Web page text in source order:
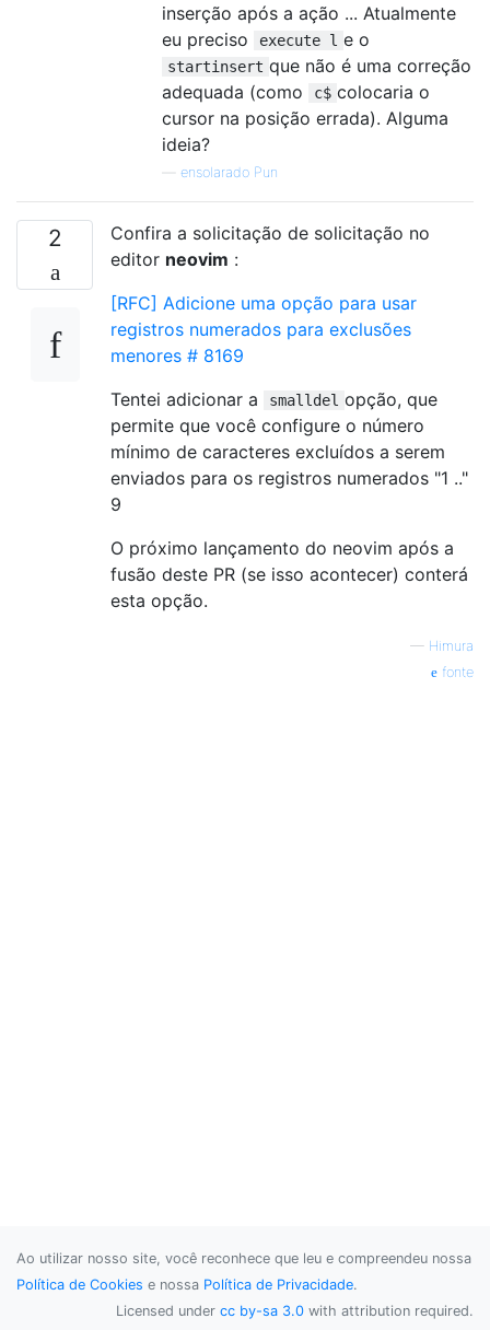
inserção após a ação ... Atualmente
eu preciso
execute l e o
startinsert que não é uma correção
adequada (como
c$ colocaria o
cursor na posição errada). Alguma
ideia?
ensolarado Pun
2
Confira a solicitação de solicitação no
editor neovim :
[RFC] Adicione uma opção para usar
registros numerados para exclusões
menores # 8169
Tentei adicionar a
smalldel opção, que
permite que você configure o número
mínimo de caracteres excluídos a serem
enviados para os registros numerados "1 .."
9
O próximo lançamento do neovim após a
fusão deste PR (se isso acontecer) conterá
esta opção.
— Himura
fonte
Ao utilizar nosso site, você reconhece que leu e compreendeu nossa
Política de Cookies e nossa Política de Privacidade.
Licensed under cc by-sa 3.0 with attribution required.